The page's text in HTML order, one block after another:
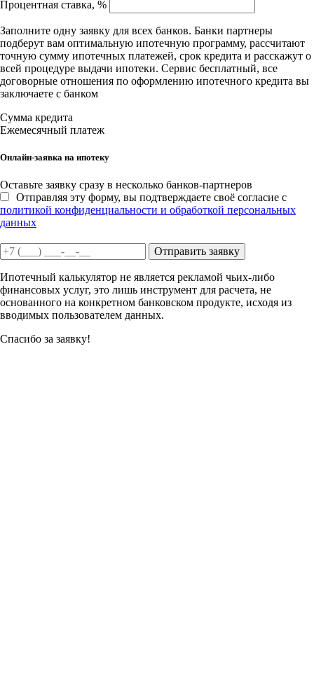
Процентная ставка, %
Заполните одну заявку для всех банков. Банки партнеры
подберут вам оптимальную ипотечную программу, рассчитают
точную сумму ипотечных платежей, срок кредита и расскажут о
всей процедуре выдачи ипотеки. Сервис бесплатный, все
договорные отношения по оформлению ипотечного кредита вы
заключаете с банком
Сумма кредита
Ежемесячный платеж
Онлайн-заявка на ипотеку
Оставьте заявку сразу в несколько банков-партнеров
Отправляя эту форму, вы подтверждаете своё согласие с
политикой конфиденциальности и обработкой персональных
данных
Отправить заявку
Ипотечный калькулятор не является рекламой чьих-либо
финансовых услуг, это лишь инструмент для расчета, не
основанного на конкретном банковском продукте, исходя из
вводимых пользователем данных.
Спасибо за заявку!